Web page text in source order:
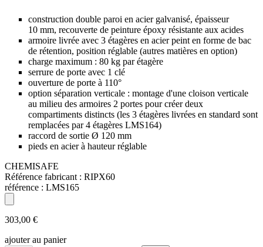
construction double paroi en acier galvanisé, épaisseur
10 mm, recouverte de peinture époxy résistante aux acides
armoire livrée avec 3 étagères en acier peint en forme de bac
de rétention, position réglable (autres matières en option)
charge maximum : 80 kg par étagère
serrure de porte avec 1 clé
ouverture de porte à 110°
option séparation verticale : montage d'une cloison verticale
au milieu des armoires 2 portes pour créer deux
compartiments distincts (les 3 étagères livrées en standard sont
remplacées par 4 étagères LMS164)
raccord de sortie Ø 120 mm
pieds en acier à hauteur réglable
CHEMISAFE
Référence fabricant : RIPX60
référence : LMS165
303,00 €
ajouter au panier